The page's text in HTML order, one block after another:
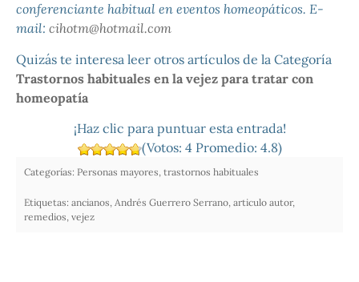
conferenciante habitual en eventos homeopáticos. E-
mail: cihotm@hotmail.com
Quizás te interesa leer otros artículos de la Categoría
Trastornos habituales en la vejez para tratar con
homeopatía
¡Haz clic para puntuar esta entrada!
(Votos: 4 Promedio: 4.8)
Categorías: Personas mayores, trastornos habituales
Etiquetas: ancianos, Andrés Guerrero Serrano, articulo autor,
remedios, vejez